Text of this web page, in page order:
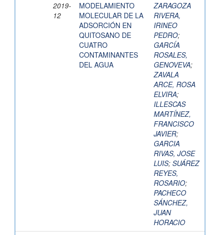
2019-
12
MODELAMIENTO
MOLECULAR DE LA
ADSORCIÓN EN
QUITOSANO DE
CUATRO
CONTAMINANTES
DEL AGUA
ZARAGOZA
RIVERA,
IRINEO
PEDRO;
GARCÍA
ROSALES,
GENOVEVA;
ZAVALA
ARCE, ROSA
ELVIRA;
ILLESCAS
MARTÍNEZ,
FRANCISCO
JAVIER;
GARCIA
RIVAS, JOSE
LUIS; SUÁREZ
REYES,
ROSARIO;
PACHECO
SÁNCHEZ,
JUAN
HORACIO